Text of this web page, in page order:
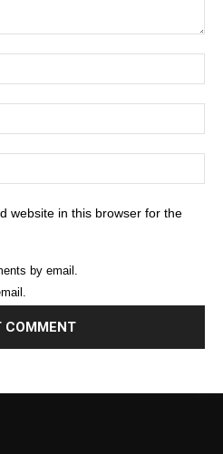
website in this browser for the
by email.